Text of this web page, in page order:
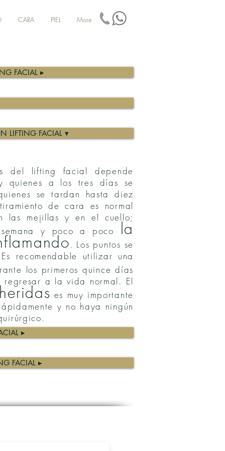
CARA PIEL More
FACIAL ▸
LIFTING FACIAL ▾
del lifting facial depende
quienes a los tres días se
se tardan hasta diez
de cara es normal
las mejillas y en el cuello;
semana y poco a poco
la
. Los puntos se
recomendable utilizar una
los primeros quince días
a la vida normal. El
es muy importante
y no haya ningún
▸
FACIAL ▸